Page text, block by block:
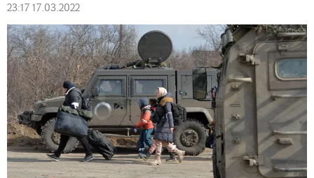
23:17 17.03.2022